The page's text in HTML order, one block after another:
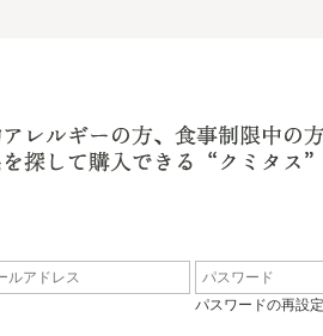
パスワードの再設